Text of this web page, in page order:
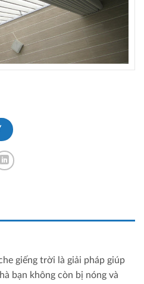
giếng trời là giải pháp giúp
bạn không còn bị nóng và